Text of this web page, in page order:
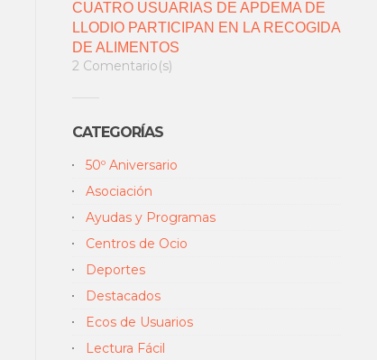
CUATRO USUARIAS DE APDEMA DE
LLODIO PARTICIPAN EN LA RECOGIDA
DE ALIMENTOS
2 Comentario(s)
CATEGORÍAS
50º Aniversario
Asociación
Ayudas y Programas
Centros de Ocio
Deportes
Destacados
Ecos de Usuarios
Lectura Fácil